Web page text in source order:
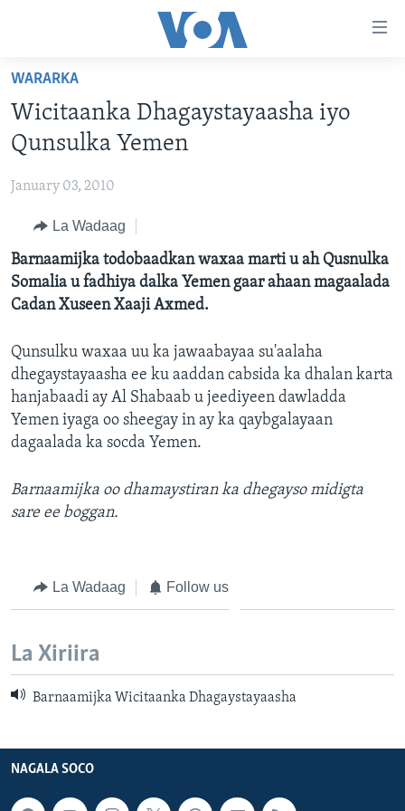
Mawduuca
Navigation-
gudub
Raadinta
WARARKA
SOOMAALIYA
CIYAARAHA
AFRIKA
MAQAL IYO MUUQAAL
QUBANAHA VOA
QUBANAHA MAANTA
CAAWA IYO DUNIDA
VOA60 AFRIKA
BARNAAMIJYADA
DHAQANKA IYO HIDDAHA
HAMBALYADA IYO HEESAHA
CAWEYSKA WASHINGTON
WICITAANKA DHAGEYSTAHA
HIBADA IYO HAL ABUURKA
FAAQIDAADDA TODDOBAADKA
DHEXTAALKA TODDOBAADKA
NAGALA SOCO
Luqadaha
WARARKA
Wicitaanka Dhagaystayaasha iyo
Qunsulka Yemen
January 03, 2010
La Wadaag
Barnaamijka todobaadkan waxaa marti u ah Qusnulka
Somalia u fadhiya dalka Yemen gaar ahaan magaalada
Cadan Xuseen Xaaji Axmed.
Qunsulku waxaa uu ka jawaabayaa su'aalaha
dhegaystayaasha ee ku aaddan cabsida ka dhalan karta
hanjabaadi ay Al Shabaab u jeediyeen dawladda
Yemen iyaga oo sheegay in ay ka qaybgalayaan
dagaalada ka socda Yemen.
Barnaamijka oo dhamaystiran ka dhegayso midigta
sare ee boggan.
La Wadaag Follow us
La Xiriira
Barnaamijka Wicitaanka Dhagaystayaasha
NAGALA SOCO